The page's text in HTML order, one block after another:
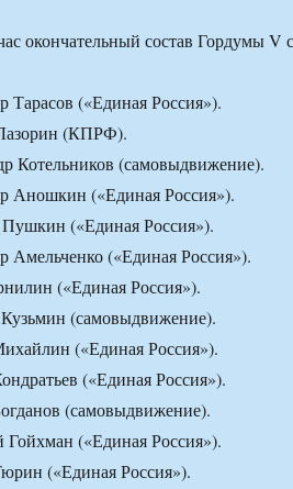
окончательный состав Гордумы V
(«Единая Россия»).
(КПРФ).
Котельников (самовыдвижение).
(«Единая Россия»).
(«Единая Россия»).
(«Единая Россия»).
(«Единая Россия»).
(самовыдвижение).
(«Единая Россия»).
(«Единая Россия»).
(самовыдвижение).
(«Единая Россия»).
(«Единая Россия»).